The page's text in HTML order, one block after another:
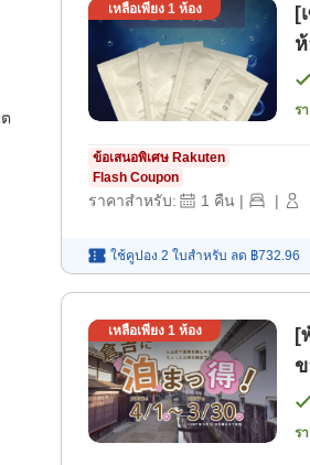
เหลือเพียง 1ห้อง
[
ร
ข้อเสนอพิเศษ Rakuten
Flash Coupon
ราคาสำหรับ: 1 คืน | |
ใช้คูปอง 2 ใบสำหรับ ลด ฿732.96
เหลือเพียง 1ห้อง
[
ร